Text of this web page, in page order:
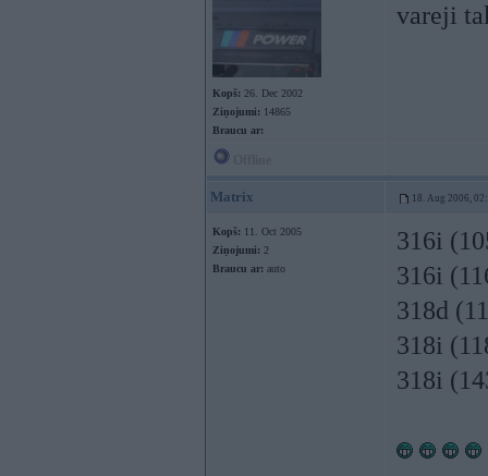
Kopš: 26. Dec 2002
Ziņojumi: 14865
Braucu ar:
vareji
Matrix 18. Aug 2006,
Kopš: 11. Oct 2005
Ziņojumi: 2
Braucu ar: auto
316i
316i
318d
318i
318i